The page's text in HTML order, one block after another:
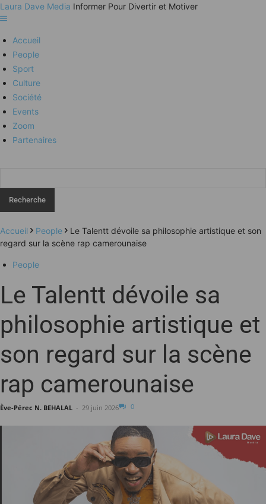
Laura Dave Media Informer Pour Divertir et Motiver
Accueil
People
Sport
Culture
Société
Events
Zoom
Partenaires
Accueil People
Le Talentt dévoile sa philosophie artistique et son
regard sur la scène rap camerounaise
People
Le Talentt dévoile sa
philosophie artistique et
son regard sur la scène
rap camerounaise
Ève-Pérec N. BEHALAL - 29 juin 2026 0